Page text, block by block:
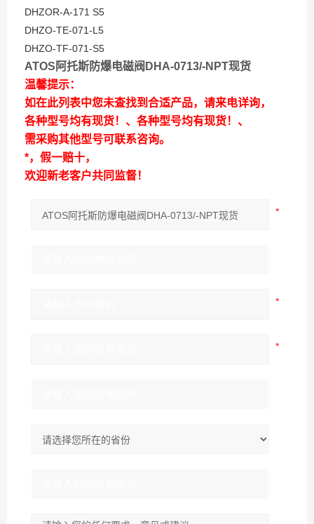
DHZOR-A-171 S5
DHZO-TE-071-L5
DHZO-TF-071-S5
ATOS阿托斯防爆电磁阀DHA-0713/-NPT现货
温馨提示：
如在此列表中您未查找到合适产品，请来电详询，
各种型号均有现货！、各种型号均有现货！、
需采购其他型号可联系咨询。
*，假一赔十，
欢迎新老客户共同监督！